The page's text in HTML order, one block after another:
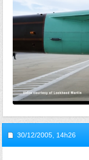
30/12/2005, 14h26